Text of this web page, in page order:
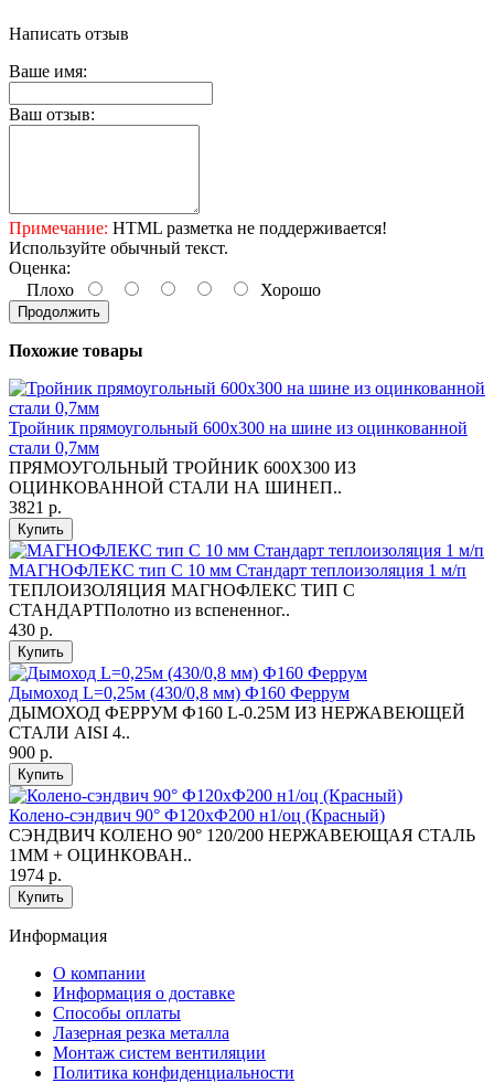
Написать отзыв
Ваше имя:
Ваш отзыв:
Примечание: HTML разметка не поддерживается!
Используйте обычный текст.
Оценка:
Плохо
Хорошо
Продолжить
Похожие товары
Тройник прямоугольный 600х300 на шине из оцинкованной
стали 0,7мм
ПРЯМОУГОЛЬНЫЙ ТРОЙНИК 600Х300 ИЗ
ОЦИНКОВАННОЙ СТАЛИ НА ШИНЕП..
3821 р.
Купить
МАГНОФЛЕКС тип C 10 мм Стандарт теплоизоляция 1 м/п
ТЕПЛОИЗОЛЯЦИЯ МАГНОФЛЕКС ТИП С
СТАНДАРТПолотно из вспененног..
430 р.
Купить
Дымоход L=0,25м (430/0,8 мм) Ф160 Феррум
ДЫМОХОД ФЕРРУМ Ф160 L-0.25М ИЗ НЕРЖАВЕЮЩЕЙ
СТАЛИ AISI 4..
900 р.
Купить
Колено-сэндвич 90° Ф120хФ200 н1/оц (Красный)
СЭНДВИЧ КОЛЕНО 90° 120/200 НЕРЖАВЕЮЩАЯ СТАЛЬ
1ММ + ОЦИНКОВАН..
1974 р.
Купить
Информация
O компании
Информация о доставке
Способы оплаты
Лазерная резка металла
Монтаж систем вентиляции
Политика конфиденциальности